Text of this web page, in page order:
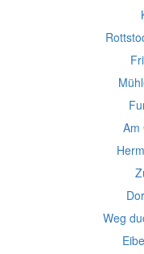
Am
Weg